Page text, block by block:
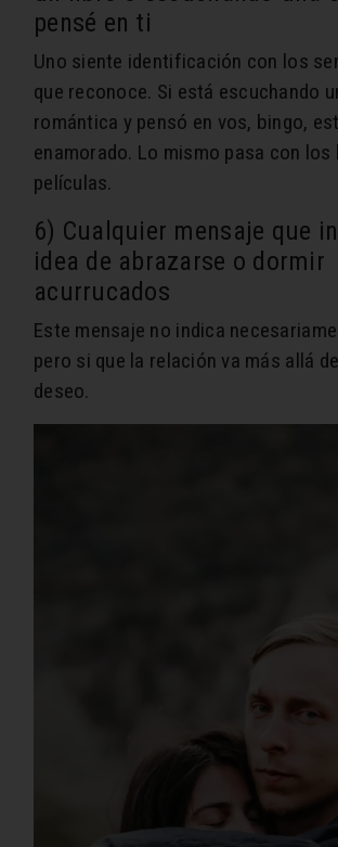
pensé en ti
Uno siente identificación con los
que reconoce. Si está escuchando
romántica y pensó en vos, bingo,
enamorado. Lo mismo pasa con
películas.
6) Cualquier mensaje que
idea de abrazarse o dormir
acurrucados
Este mensaje no indica
pero si que la relación va más allá
deseo.